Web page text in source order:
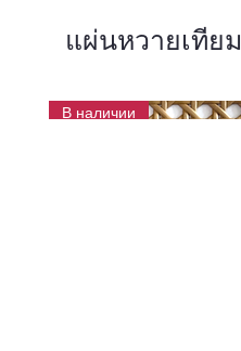
แผ่นหวายเทียม
В наличии